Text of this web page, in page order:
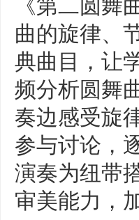
曲的旋律、
典曲目，让
频分析圆舞
奏边感受旋
参与讨论，
演奏为纽带
审美能力，